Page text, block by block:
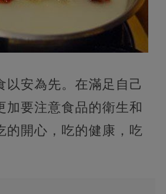
以安為先。在滿足自己
加要注意食品的衛生和
的開心，吃的健康，吃